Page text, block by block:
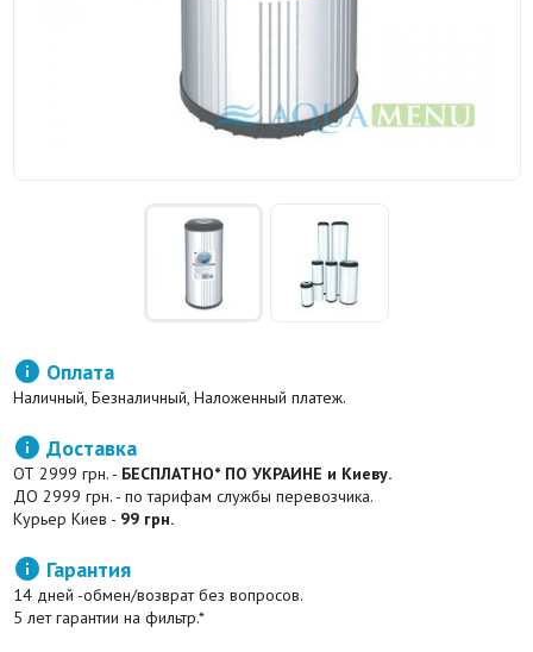
 Оплата
Наличный, Безналичный, Наложенный платеж.
 Доставка
ОТ 2999 грн. - БЕСПЛАТНО* ПО УКРАИНЕ и Киеву.
ДО 2999 грн. - по тарифам службы перевозчика.
Курьер Киев - 99 грн.
 Гарантия
14 дней -обмен/возврат без вопросов.
5 лет гарантии на фильтр.*